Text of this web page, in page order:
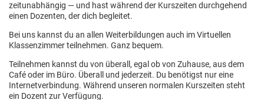
zeitunabhängig — und hast während der Kurszeiten durchgehend
einen Dozenten, der dich begleitet.
Bei uns kannst du an allen Weiterbildungen auch im Virtuellen
Klassenzimmer teilnehmen. Ganz bequem.
Teilnehmen kannst du von überall, egal ob von Zuhause, aus dem
Café oder im Büro. Überall und jederzeit. Du benötigst nur eine
Internetverbindung. Während unseren normalen Kurszeiten steht
ein Dozent zur Verfügung.